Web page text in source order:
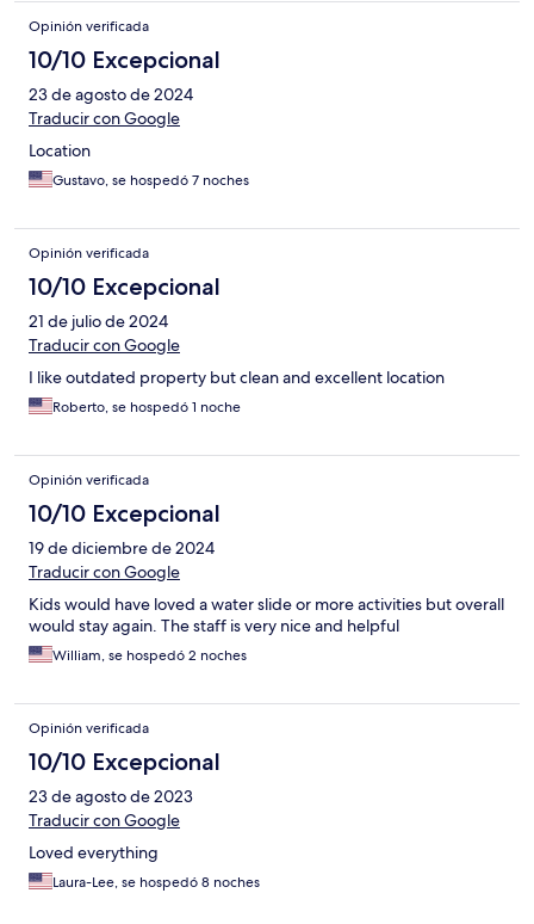
Opinión verificada
10/10 Excepcional
23 de agosto de 2024
Traducir con Google
Location
Gustavo, se hospedó 7 noches
Opinión verificada
10/10 Excepcional
21 de julio de 2024
Traducir con Google
I like outdated property but clean and excellent location
Roberto, se hospedó 1 noche
Opinión verificada
10/10 Excepcional
19 de diciembre de 2024
Traducir con Google
Kids would have loved a water slide or more activities but overall
would stay again. The staff is very nice and helpful
William, se hospedó 2 noches
Opinión verificada
10/10 Excepcional
23 de agosto de 2023
Traducir con Google
Loved everything
Laura-Lee, se hospedó 8 noches